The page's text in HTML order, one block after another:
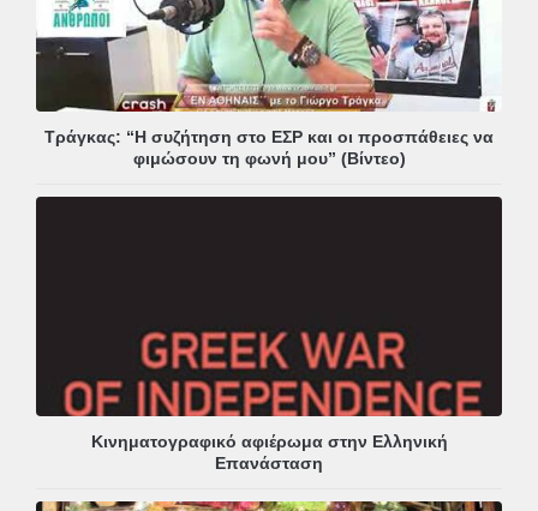
Τράγκας: “Η συζήτηση στο ΕΣΡ και οι προσπάθειες να
φιμώσουν τη φωνή μου” (Βίντεο)
Κινηματογραφικό αφιέρωμα στην Ελληνική
Επανάσταση